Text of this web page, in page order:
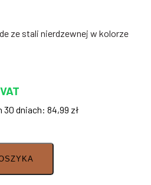
ze stali nierdzewnej w kolorze
30 dniach: 84,99 zł